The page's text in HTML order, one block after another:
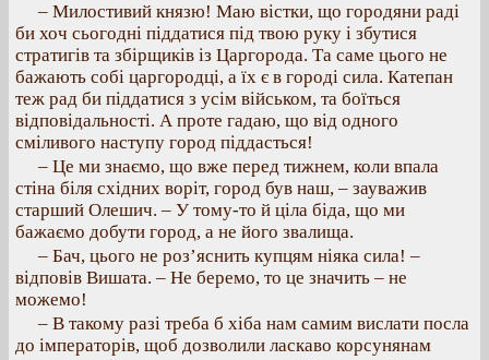
– Милостивий князю! Маю вістки, що городяни раді
би хоч сьогодні піддатися під твою руку і збутися
стратигів та збірщиків із Царгорода. Та саме цього не
бажають собі царгородці, а їх є в городі сила. Катепан
теж рад би піддатися з усім військом, та боїться
відповідальності. А проте гадаю, що від одного
сміливого наступу город піддасться!
– Це ми знаємо, що вже перед тижнем, коли впала
стіна біля східних воріт, город був наш, – зауважив
старший Олешич. – У тому-то й ціла біда, що ми
бажаємо добути город, а не його звалища.
– Бач, цього не роз’яснить купцям ніяка сила! –
відповів Вишата. – Не беремо, то це значить – не
можемо!
– В такому разі треба б хіба нам самим вислати посла
до імператорів, щоб дозволили ласкаво корсунянам